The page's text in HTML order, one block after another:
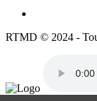
RTMD © 2024 -